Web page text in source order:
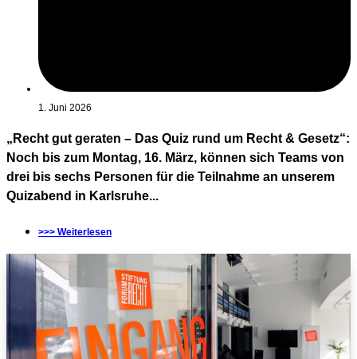
1. Juni 2026
„Recht gut geraten – Das Quiz rund um Recht & Gesetz“:
Noch bis zum Montag, 16. März, können sich Teams von
drei bis sechs Personen für die Teilnahme an unserem
Quizabend in Karlsruhe...
>>> Weiterlesen